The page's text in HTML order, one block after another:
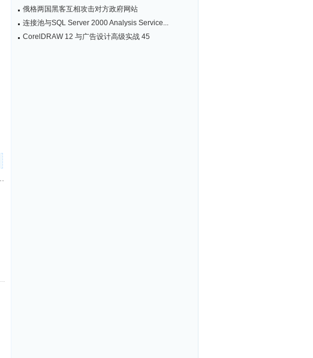
俄格两国黑客互相攻击对方政府网站
连接池与SQL Server 2000 Analysis Service...
CorelDRAW 12 与广告设计高级实战 45